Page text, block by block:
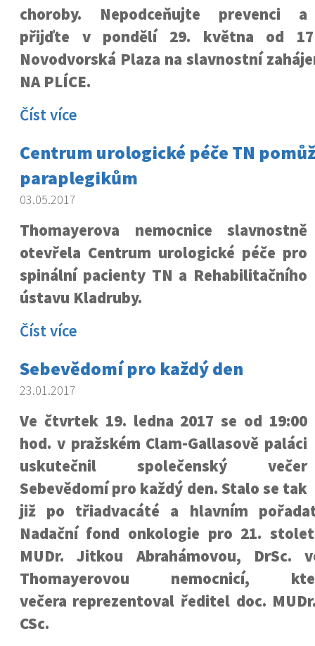
choroby. Nepodceňujte prevenci a
přijďte v pondělí 29. května od
Novodvorská Plaza na slavnostní
NA PLÍCE.
Číst více
Centrum urologické péče TN
paraplegikům
03.05.2017
Thomayerova nemocnice slavnostně
otevřela Centrum urologické péče pro
spinální pacienty TN a Rehabilitačního
ústavu Kladruby.
Číst více
Sebevědomí pro každý den
23.01.2017
Ve čtvrtek 19. ledna 2017 se od 19:00
hod. v pražském Clam-Gallasově paláci
uskutečnil společenský večer
Sebevědomí pro každý den. Stalo se tak
již po třiadvacáté a hlavním
Nadační fond onkologie pro 21.
MUDr. Jitkou Abrahámovou, DrSc.
Thomayerovou nemocnicí,
večera reprezentoval ředitel doc.
CSc.